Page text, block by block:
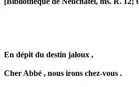
En dépit du destin jaloux ,
Cher Abbé , nous irons chez-vous .